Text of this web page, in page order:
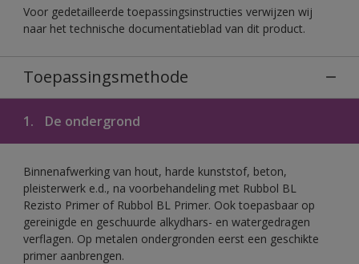
Voor gedetailleerde toepassingsinstructies verwijzen wij
naar het technische documentatieblad van dit product.
Toepassingsmethode
1. De ondergrond
Binnenafwerking van hout, harde kunststof, beton,
pleisterwerk e.d., na voorbehandeling met Rubbol BL
Rezisto Primer of Rubbol BL Primer. Ook toepasbaar op
gereinigde en geschuurde alkydhars- en watergedragen
verflagen. Op metalen ondergronden eerst een geschikte
primer aanbrengen.